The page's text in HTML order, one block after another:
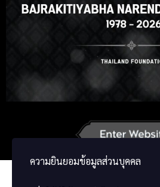
ความยินยอมข้อมูลส่วนบุคคล
English
Korean